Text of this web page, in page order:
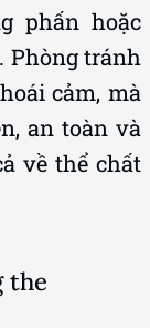
phấn hoặc
Phòng tránh
cảm, mà
an toàn và
về thể chất
the